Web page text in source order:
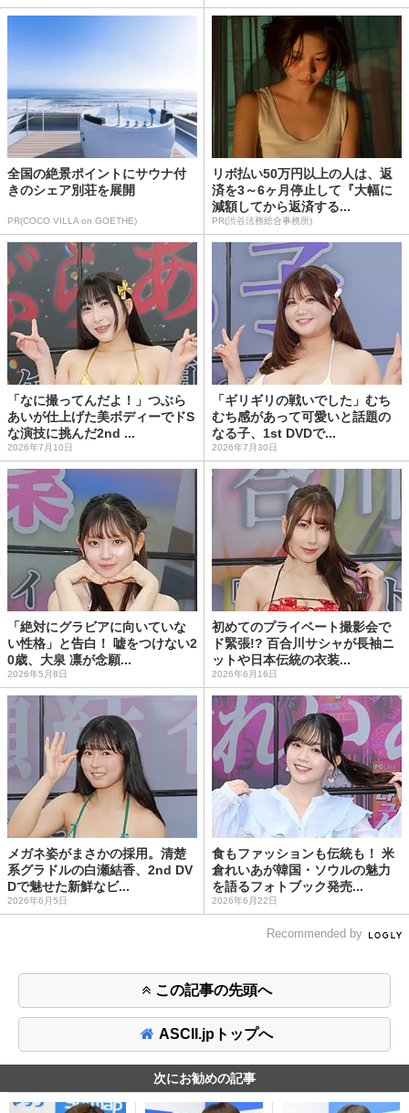
全国の絶景ポイントにサウナ付
きのシェア別荘を展開
PR(COCO VILLA on GOETHE)
リボ払い50万円以上の人は、返
済を3～6ヶ月停止して『大幅に
減額してから返済する...
PR(渋谷法務総合事務所)
「なに撮ってんだよ！」つぶら
あいが仕上げた美ボディーでドS
な演技に挑んだ2nd ...
2026年7月10日
「ギリギリの戦いでした」むち
むち感があって可愛いと話題の
なる子、1st DVDで...
2026年7月30日
「絶対にグラビアに向いていな
い性格」と告白！ 嘘をつけない2
0歳、大泉 凛が念願...
2026年5月8日
初めてのプライベート撮影会で
ド緊張!? 百合川サシャが長袖ニ
ットや日本伝統の衣装...
2026年6月16日
メガネ姿がまさかの採用。清楚
系グラドルの白瀬結香、2nd DV
Dで魅せた新鮮なビ...
2026年6月5日
食もファッションも伝統も！ 米
倉れいあが韓国・ソウルの魅力
を語るフォトブック発売...
2026年6月22日
Recommended by
この記事の先頭へ
ASCII.jpトップへ
次にお勧めの記事